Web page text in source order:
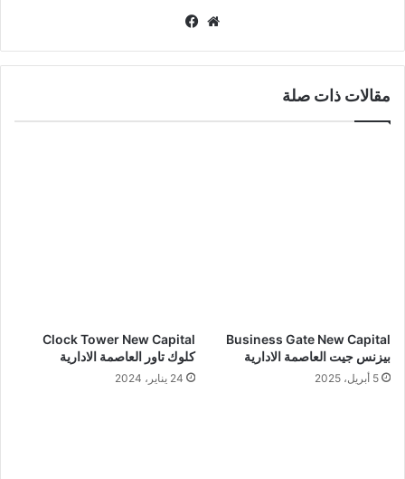
موقع
مقالات ذات صلة
Business Gate New Capital
بيزنس جيت العاصمة الادارية
5 أبريل، 2025
Clock Tower New Capital
كلوك تاور العاصمة الادارية
24 يناير، 2024